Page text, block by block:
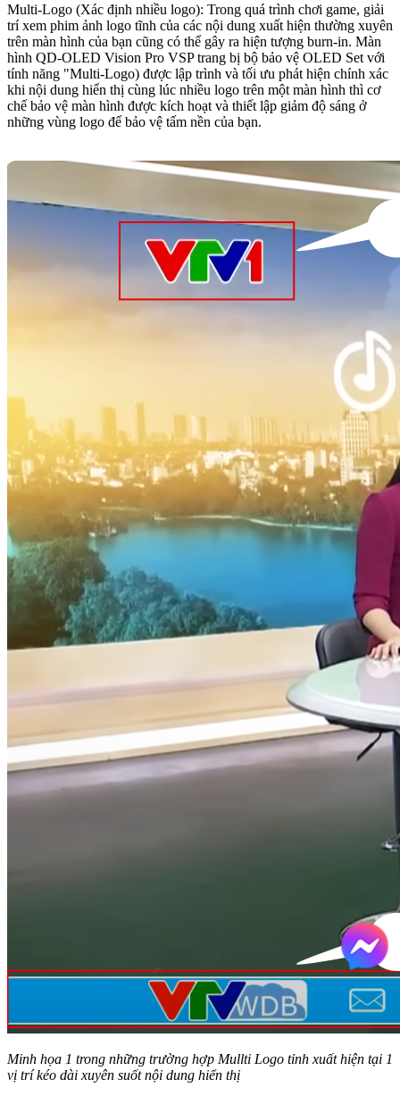
Multi-Logo (Xác định nhiều logo): Trong quá trình chơi game, giải
trí xem phim ảnh logo tĩnh của các nội dung xuất hiện thường xuyên
trên màn hình của bạn cũng có thể gây ra hiện tượng burn-in. Màn
hình QD-OLED Vision Pro VSP trang bị bộ bảo vệ OLED Set với
tính năng "Multi-Logo) được lập trình và tối ưu phát hiện chính xác
khi nội dung hiển thị cùng lúc nhiều logo trên một màn hình thì cơ
chế bảo vệ màn hình được kích hoạt và thiết lập giảm độ sáng ở
những vùng logo để bảo vệ tấm nền của bạn.
Minh họa 1 trong những trường hợp Mullti Logo tỉnh xuất hiện tại 1
vị trí kéo dài xuyên suốt nội dung hiển thị